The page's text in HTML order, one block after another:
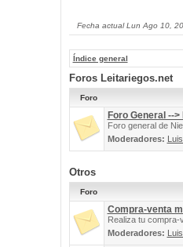
Fecha actual Lun Ago 10,
Índice general
Foros Leitariegos.net
Foro
Foro General --
Foro general de
Moderadores:
Otros
Foro
Compra-venta
Realiza tu compra-
Moderadores: